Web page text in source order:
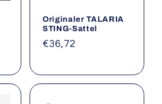
Originaler TALARIA
STING-Sattel
Normaler
€36,72